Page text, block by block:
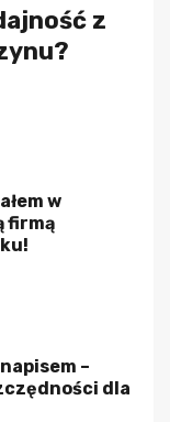
z
w
firmą
–
dla